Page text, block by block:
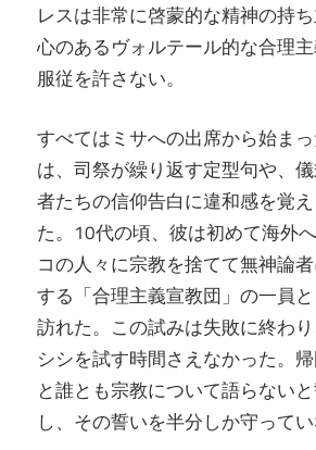
レスは非常に啓蒙的な精神の持
心のあるヴォルテール的な合理
服従を許さない。
すべてはミサへの出席から始ま
は、司祭が繰り返す定型句や、
者たちの信仰告白に違和感を覚
た。10代の頃、彼は初めて海外
コの人々に宗教を捨てて無神論
する「合理主義宣教団」の一員
訪れた。この試みは失敗に終わ
シシを試す時間さえなかった。
と誰とも宗教について語らない
し、その誓いを半分しか守ってい